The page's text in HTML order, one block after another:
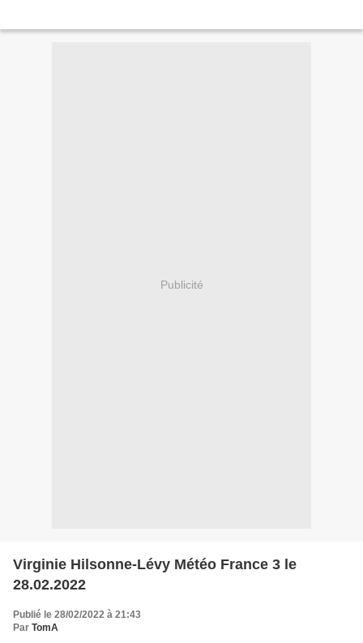
Publicité
Virginie Hilsonne-Lévy Météo France 3 le
28.02.2022
Publié le 28/02/2022 à 21:43
Par TomA